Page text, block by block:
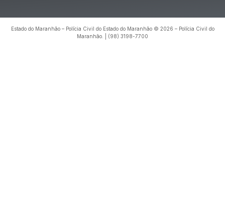
Estado do Maranhão – Polícia Civil do Estado do Maranhão © 2026 – Polícia Civil do
Maranhão. | (98) 3198-7700